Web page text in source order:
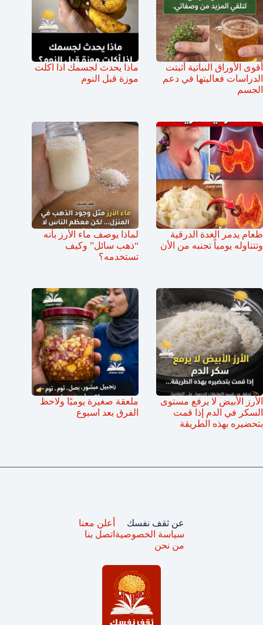
أقوى الأوراق النباتية أثبتت
الدراسات فعاليتها في دعم
الجسم
ماذا يحدث لجسمك اذا اكلت
موزة قبل النوم
طعام يدمر الغدة الدرقية
وتتناوله يومياً تجنبه من الأن
لماذا يوصف ماء الأرز بأنه
“ذهب سائل” وكيف
تستخدمه؟
الأرز الأبيض لا يرفع مستوى
السكر في الدم إذا قمت
بتحضيره بهذه الطريقة
ملعقة صغيرة يوميًا ولاحظ
الفرق بعد اسبوع
عن ثقف نفسك
سياسة الخصوصية
من نحن
أعلن معنا
اتصل بنا